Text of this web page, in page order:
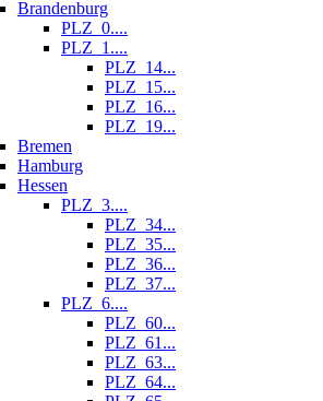
Brandenburg
PLZ_0....
PLZ_1....
PLZ_14...
PLZ_15...
PLZ_16...
PLZ_19...
Bremen
Hamburg
Hessen
PLZ_3....
PLZ_34...
PLZ_35...
PLZ_36...
PLZ_37...
PLZ_6....
PLZ_60...
PLZ_61...
PLZ_63...
PLZ_64...